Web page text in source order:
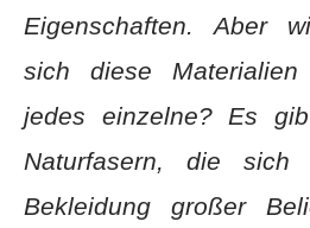
Eigenschaften. Aber
sich diese
jedes einzelne? Es
Naturfasern, die
Bekleidung großer